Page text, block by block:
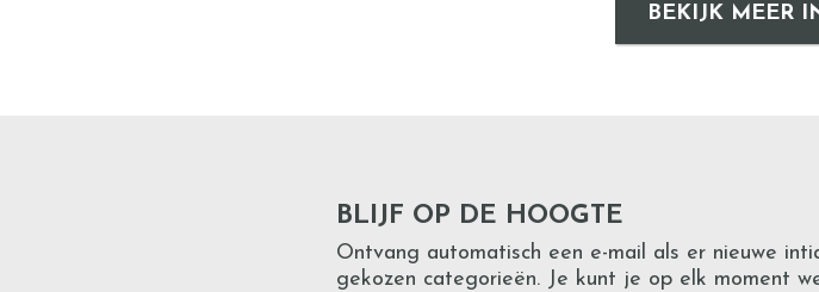
BEKIJK MEER
BLIJF OP DE HOOGTE
Ontvang automatisch een e-mail als er nieuwe
gekozen categorieën. Je kunt je op elk moment